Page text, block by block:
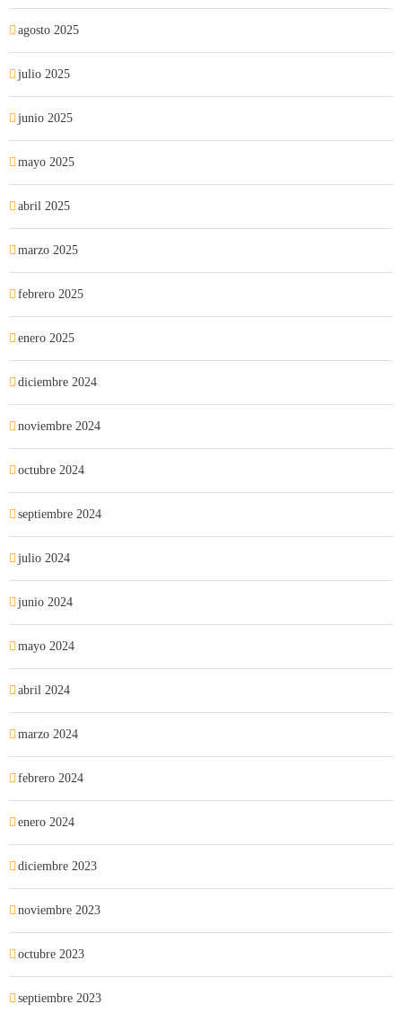
agosto 2025
julio 2025
junio 2025
mayo 2025
abril 2025
marzo 2025
febrero 2025
enero 2025
diciembre 2024
noviembre 2024
octubre 2024
septiembre 2024
julio 2024
junio 2024
mayo 2024
abril 2024
marzo 2024
febrero 2024
enero 2024
diciembre 2023
noviembre 2023
octubre 2023
septiembre 2023